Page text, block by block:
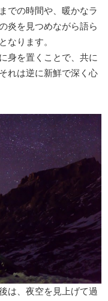
での時間や、暖かなラ
炎を見つめながら語ら
なります。
身を置くことで、共に
れは逆に新鮮で深く心
は、夜空を見上げて過